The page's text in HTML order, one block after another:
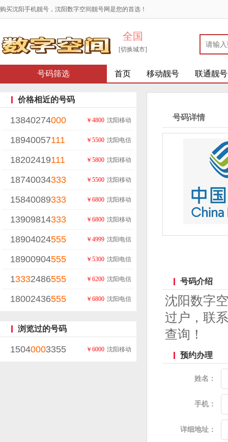
购买沈阳手机靓号，沈阳数字空间靓号网是您的首选！
全国
[切换城市]
号码筛选 首页 移动靓号 联通靓号
价格相近的号码
13840274000 沈阳移动
￥4800
18940057111 沈阳电信
￥5500
18202419111 沈阳移动
￥5800
18740034333 沈阳移动
￥5500
15840089333 沈阳移动
￥6800
13909814333 沈阳移动
￥6800
18904024555 沈阳电信
￥4999
18900904555 沈阳电信
￥5300
13332486555 沈阳电信
￥6200
18002436555 沈阳电信
￥6800
浏览过的号码
15040003355 沈阳移动
￥6000
号码详情
号码介绍
沈阳数字
过户，联
查询！
预约办理
姓名：
手机：
详细地址：